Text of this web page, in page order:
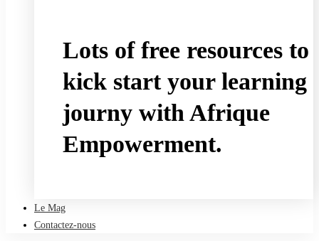
Lots of free resources to
kick start your learning
journy with Afrique
Empowerment.
Le Mag
Contactez-nous